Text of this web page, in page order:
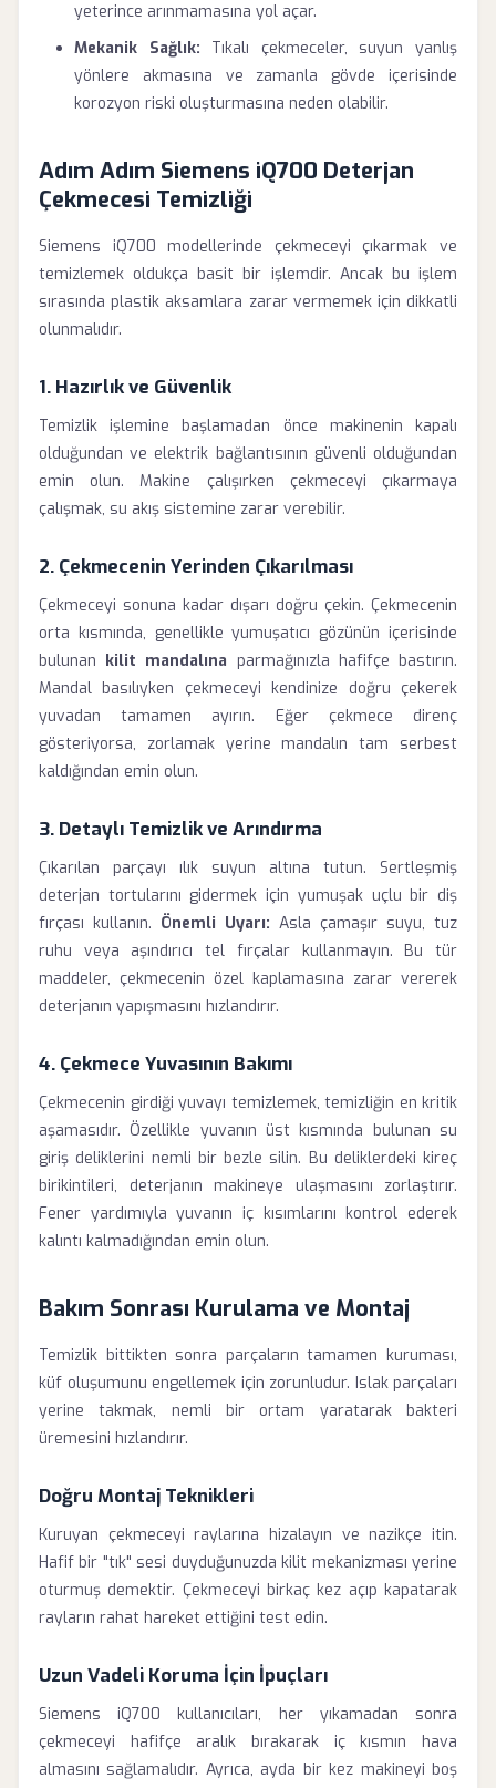
yeterince arınmamasına yol açar.
Mekanik Sağlık: Tıkalı çekmeceler, suyun yanlış
yönlere akmasına ve zamanla gövde içerisinde
korozyon riski oluşturmasına neden olabilir.
Adım Adım Siemens iQ700 Deterjan
Çekmecesi Temizliği
Siemens iQ700 modellerinde çekmeceyi çıkarmak ve
temizlemek oldukça basit bir işlemdir. Ancak bu işlem
sırasında plastik aksamlara zarar vermemek için dikkatli
olunmalıdır.
1. Hazırlık ve Güvenlik
Temizlik işlemine başlamadan önce makinenin kapalı
olduğundan ve elektrik bağlantısının güvenli olduğundan
emin olun. Makine çalışırken çekmeceyi çıkarmaya
çalışmak, su akış sistemine zarar verebilir.
2. Çekmecenin Yerinden Çıkarılması
Çekmeceyi sonuna kadar dışarı doğru çekin. Çekmecenin
orta kısmında, genellikle yumuşatıcı gözünün içerisinde
bulunan kilit mandalına parmağınızla hafifçe bastırın.
Mandal basılıyken çekmeceyi kendinize doğru çekerek
yuvadan tamamen ayırın. Eğer çekmece direnç
gösteriyorsa, zorlamak yerine mandalın tam serbest
kaldığından emin olun.
3. Detaylı Temizlik ve Arındırma
Çıkarılan parçayı ılık suyun altına tutun. Sertleşmiş
deterjan tortularını gidermek için yumuşak uçlu bir diş
fırçası kullanın. Önemli Uyarı: Asla çamaşır suyu, tuz
ruhu veya aşındırıcı tel fırçalar kullanmayın. Bu tür
maddeler, çekmecenin özel kaplamasına zarar vererek
deterjanın yapışmasını hızlandırır.
4. Çekmece Yuvasının Bakımı
Çekmecenin girdiği yuvayı temizlemek, temizliğin en kritik
aşamasıdır. Özellikle yuvanın üst kısmında bulunan su
giriş deliklerini nemli bir bezle silin. Bu deliklerdeki kireç
birikintileri, deterjanın makineye ulaşmasını zorlaştırır.
Fener yardımıyla yuvanın iç kısımlarını kontrol ederek
kalıntı kalmadığından emin olun.
Bakım Sonrası Kurulama ve Montaj
Temizlik bittikten sonra parçaların tamamen kuruması,
küf oluşumunu engellemek için zorunludur. Islak parçaları
yerine takmak, nemli bir ortam yaratarak bakteri
üremesini hızlandırır.
Doğru Montaj Teknikleri
Kuruyan çekmeceyi raylarına hizalayın ve nazikçe itin.
Hafif bir "tık" sesi duyduğunuzda kilit mekanizması yerine
oturmuş demektir. Çekmeceyi birkaç kez açıp kapatarak
rayların rahat hareket ettiğini test edin.
Uzun Vadeli Koruma İçin İpuçları
Siemens iQ700 kullanıcıları, her yıkamadan sonra
çekmeceyi hafifçe aralık bırakarak iç kısmın hava
almasını sağlamalıdır. Ayrıca, ayda bir kez makineyi boş